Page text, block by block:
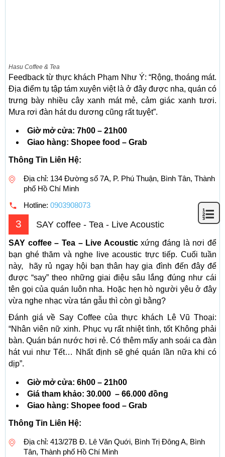
Hasu Coffee & Tea
Feedback từ thực khách Phạm Như Ý: “Rộng, thoáng mát.
Địa điểm tụ tập tám xuyên việt là ở đây được nha, quán có
trưng bày nhiều cây xanh mát mẻ, cảm giác xanh tươi.
Mưa rơi đàn hát du dương cũng rất tuyệt”.
Giờ mở cửa: 7h00 – 21h00
Giao hàng: Shopee food – Grab
Thông Tin Liên Hệ:
Địa chỉ: 134 Đường số 7A, P. Phú Thuận, Bình Tân, Thành
phố Hồ Chí Minh
Hotline: 0903908073
3 SAY coffee - Tea - Live Acoustic
SAY coffee – Tea – Live Acousticxứng đáng là nơi để
bạn ghé thăm và nghe live acoustic trực tiếp. Cuối tuần
này, hãy rủ ngay hội bạn thân hay gia đình đến đây để
được “say” theo những giai điệu sâu lắng đúng như cái
tên gọi của quán luôn nha. Hoặc hẹn hò người yêu ở đây
vừa nghe nhạc vừa tán gẫu thì còn gì bằng?
Đánh giá về Say Coffee của thực khách Lê Vũ Thoại:
“Nhân viên nữ xinh. Phục vụ rất nhiệt tình, tốt Không phải
bàn. Quán bán nước hơi rẻ. Có thêm mấy anh soái ca đàn
hát vui như Tết… Nhất định sẽ ghé quán lần nữa khi có
dịp”.
Giờ mở cửa: 6h00 – 21h00
Giá tham khảo: 30.000 – 66.000 đồng
Giao hàng: Shopee food – Grab
Thông Tin Liên Hệ:
Địa chỉ: 413/27B Đ. Lê Văn Quới, Bình Trị Đông A, Bình
Tân, Thành phố Hồ Chí Minh